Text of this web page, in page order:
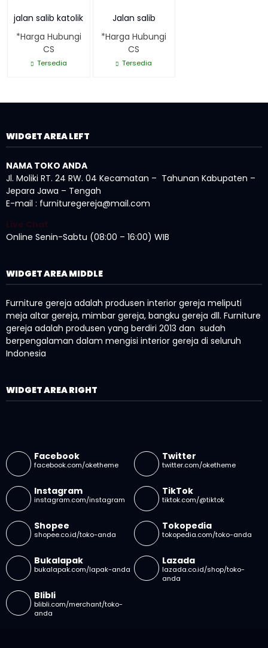
jalan salib katolik
*Harga Hubungi
CS
Tersedia
Jalan salib
*Harga Hubungi
CS
Tersedia
WIDGET AREA LEFT
NAMA TOKO ANDA
Jl. Moliki RT. 24 RW. 04 Kecamatan – Tahunan Kabupaten –
Jepara Jawa – Tengah
E-mail : furnituregereja@mail.com
Live Chat
Online Senin-Sabtu (08:00 – 16:00) WIB
WIDGET AREA MIDDLE
Furniture gereja adalah produsen interior gereja meliputi
meja altar gereja, mimbar gereja, bangku gereja dll. Furniture
gereja adalah produsen yang berdiri 2013 dan sudah
berpengalaman dalam mengisi interior gereja di seluruh
Indonesia
WIDGET AREA RIGHT
Facebook
facebook.com/oketheme
Twitter
twitter.com/oketheme
Instagram
instagram.com/instagram
TikTok
tiktok.com/@tiktok
Shopee
shopee.co.id/toko-anda
Tokopedia
tokopedia.com/toko-anda
Bukalapak
bukalapak.com/lapak-anda
Lazada
lazada.co.id/shop/toko-
anda
Blibli
blibli.com/merchant/toko-
anda